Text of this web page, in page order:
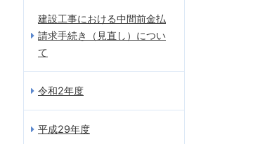
建設工事における中間前金払
請求手続き（見直し）につい
て
令和2年度
平成29年度